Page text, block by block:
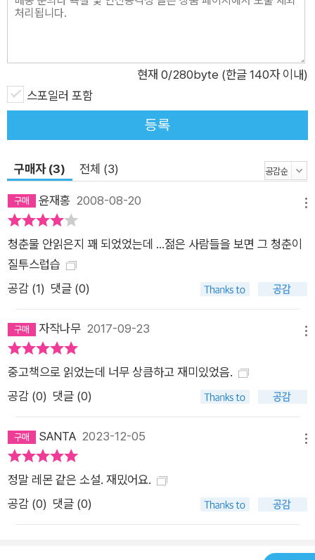
은 동네, 그리고 그 속에서 겨우 하나의 점에 지나지 않는 사람들.
하는 아이에서 한심한 외모와 썰렁한 말투에 인기 없는 아이, 양
호실에 틀어박혀 수업에 들어오지 않는 아이까지, 영화나 드라마
에서 나오는 폼 나고 멋진 캐릭터들과는 거리가 멀지만 이들이 엮
와 닿는다. 한심하고 창피한 기억들뿐이라 할지라도, 이 시절의
청춘들은 그저 풋풋하고 사랑스럽기만 하다. 그들은 무리 속에서
‘나’를 찾기 위해 분주하다. 그러한 청춘들의 이야기를 과장되지
않게 세심하게 묘파한 이 작품은 괴롭고 슬프고 갈등하고 외로워
도, 세계는 이렇게도 빛나고 사랑스러운 곳임을 가슴으로 느끼게
현재 0/280byte (한글 140자 이내)
스포일러 포함
등록
구매자 (3) 전체 (3)
윤재홍 2008-08-20
청춘물 안읽은지 꽤 되었었는데 ...젊은 사람들을 보면 그 청춘이
질투스럽습
공감 (1) 댓글 (0)
자작나무 2017-09-23
중고책으로 읽었는데 너무 상큼하고 재미있었음.
공감 (0) 댓글 (0)
SANTA 2023-12-05
정말 레몬 같은 소설. 재밌어요.
공감 (0) 댓글 (0)